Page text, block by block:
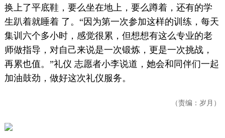
换上了平底鞋，要么坐在地上，要么蹲着，还有的学
生趴着就睡着 了。“因为第一次参加这样的训练，每天
集训六个多小时，感觉很累，但想想有这么专业的老
师做指导，对自己来说是一次锻炼，更是一次挑战，
再累也值。”礼仪 志愿者小李说道，她会和同伴们一起
加油鼓劲，做好这次礼仪服务。
（责编：岁月）